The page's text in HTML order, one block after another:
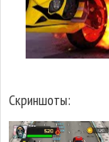
Скриншоты: